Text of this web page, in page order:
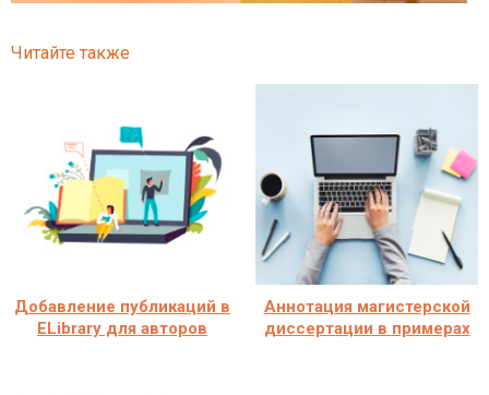
Читайте также
Добавление публикаций в
ELibrary для авторов
Аннотация магистерской
диссертации в примерах